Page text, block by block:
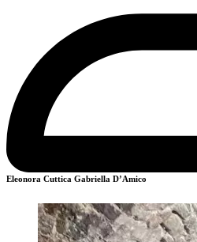
Eleonora Cuttica Gabriella D’Amico